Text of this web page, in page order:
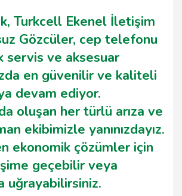
Turkcell Ekenel İletişim
Gözcüler, cep telefonu
servis ve aksesuar
en güvenilir ve kaliteli
devam ediyor.
oluşan her türlü arıza ve
ekibimizle yanınızdayız.
ekonomik çözümler için
geçebilir veya
uğrayabilirsiniz.